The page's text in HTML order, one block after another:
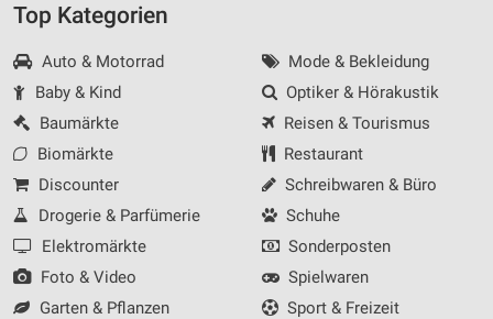
Top Kategorien
Auto & Motorrad
Baby & Kind
Baumärkte
Biomärkte
Discounter
Drogerie & Parfümerie
Elektromärkte
Foto & Video
Garten & Pflanzen
Mode & Bekleidung
Optiker & Hörakustik
Reisen & Tourismus
Restaurant
Schreibwaren & Büro
Schuhe
Sonderposten
Spielwaren
Sport & Freizeit